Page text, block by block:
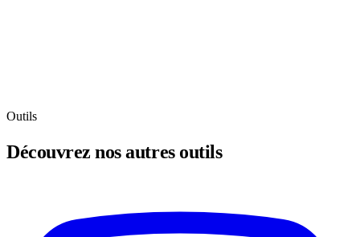
Outils
Découvrez nos autres outils